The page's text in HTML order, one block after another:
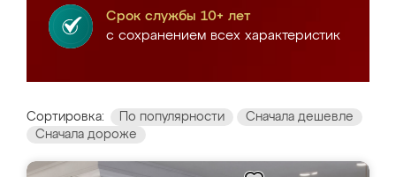
Срок службы 10+ лет
с сохранением всех характеристик
Сортировка: По популярности
Сначала дешевле
Сначала дороже